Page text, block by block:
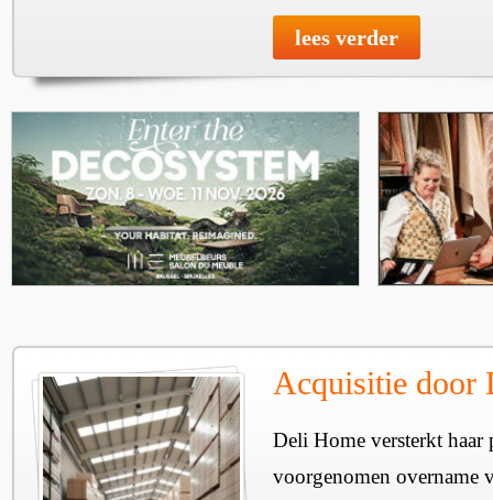
lees verder
Acquisitie door
Deli Home versterkt haar
voorgenomen overname